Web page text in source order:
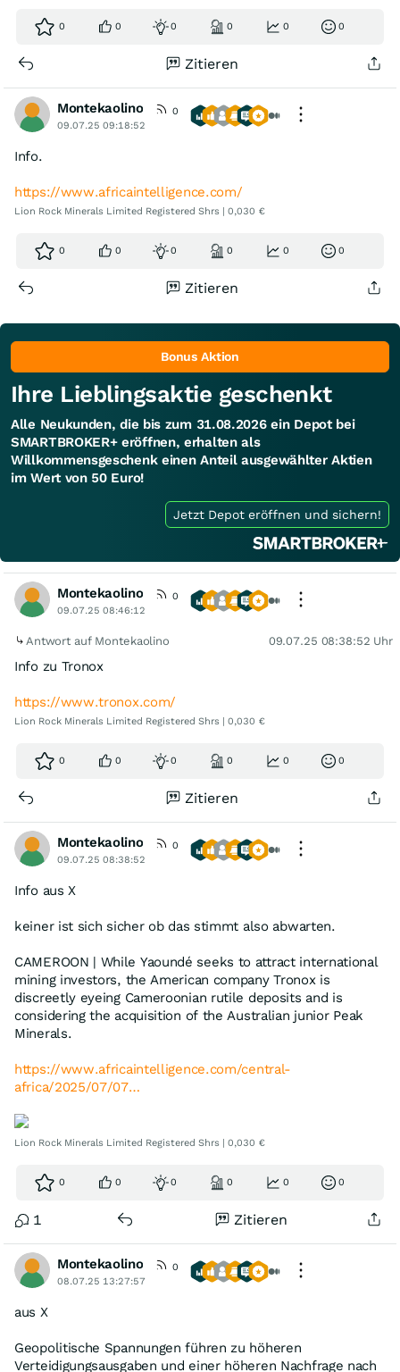
0 0 0 0 0 0
Zitieren
Montekaolino
0
09.07.25 09:18:52
Info.
https://www.africaintelligence.com/
Lion Rock Minerals Limited Registered Shrs | 0,030 €
0 0 0 0 0 0
Zitieren
Bonus Aktion
Ihre Lieblingsaktie geschenkt
Alle Neukunden, die bis zum 31.08.2026 ein Depot bei
SMARTBROKER+ eröffnen, erhalten als
Willkommensgeschenk einen Anteil ausgewählter Aktien
im Wert von 50 Euro!
Jetzt Depot eröffnen und sichern!
Montekaolino
0
09.07.25 08:46:12
Antwort auf Montekaolino 09.07.25 08:38:52 Uhr
Info zu Tronox
https://www.tronox.com/
Lion Rock Minerals Limited Registered Shrs | 0,030 €
0 0 0 0 0 0
Zitieren
Montekaolino
0
09.07.25 08:38:52
Info aus X
keiner ist sich sicher ob das stimmt also abwarten.
CAMEROON | While Yaoundé seeks to attract international
mining investors, the American company Tronox is
discreetly eyeing Cameroonian rutile deposits and is
considering the acquisition of the Australian junior Peak
Minerals.
https://www.africaintelligence.com/central-
africa/2025/07/07…
Lion Rock Minerals Limited Registered Shrs | 0,030 €
0 0 0 0 0 0
1 Zitieren
Montekaolino
0
08.07.25 13:27:57
aus X
Geopolitische Spannungen führen zu höheren
Verteidigungsausgaben und einer höheren Nachfrage nach